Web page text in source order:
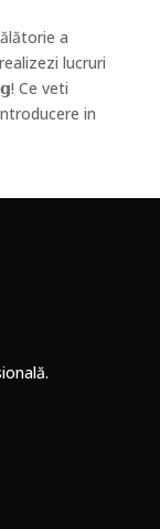
a
lucruri
Ce veti
in